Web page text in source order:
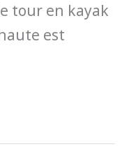
tour en kayak
est